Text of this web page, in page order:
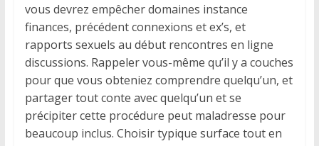
vous devrez empêcher domaines instance
finances, précédent connexions et ex’s, et
rapports sexuels au début rencontres en ligne
discussions. Rappeler vous-même qu’il y a couches
pour que vous obteniez comprendre quelqu’un, et
partager tout conte avec quelqu’un et se
précipiter cette procédure peut maladresse pour
beaucoup inclus. Choisir typique surface tout en